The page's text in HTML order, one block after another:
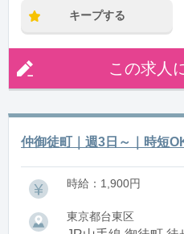
キープする
この求人
仲御徒町｜週3日～｜時短
時給：1,900円
東京都台東区